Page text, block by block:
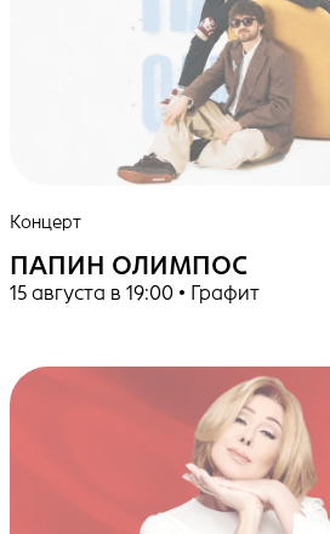
Концерт
ПАПИН ОЛИМПОС
15 августа в 19:00 • Графит